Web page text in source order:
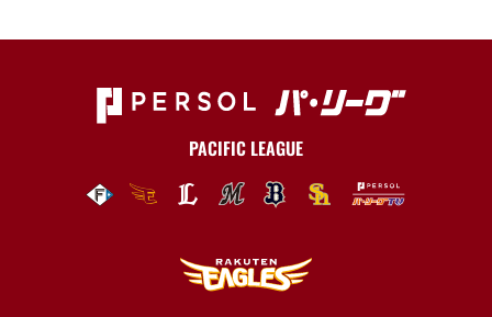
PACIFIC LEAGUE